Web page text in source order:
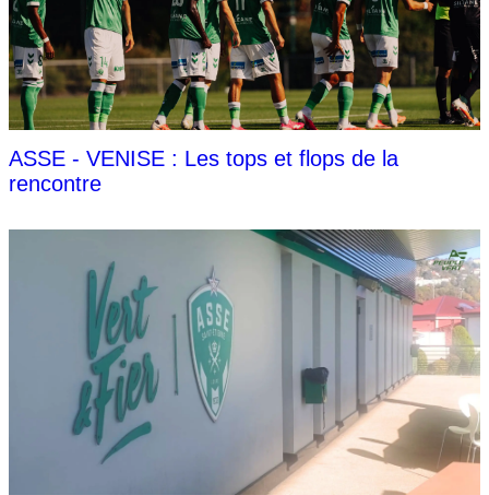
ASSE - VENISE : Les tops et flops de la
rencontre